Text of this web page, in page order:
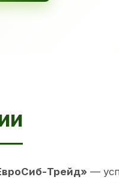
Трейд» —